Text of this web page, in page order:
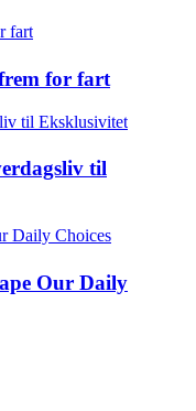
for fart
til
Our Daily